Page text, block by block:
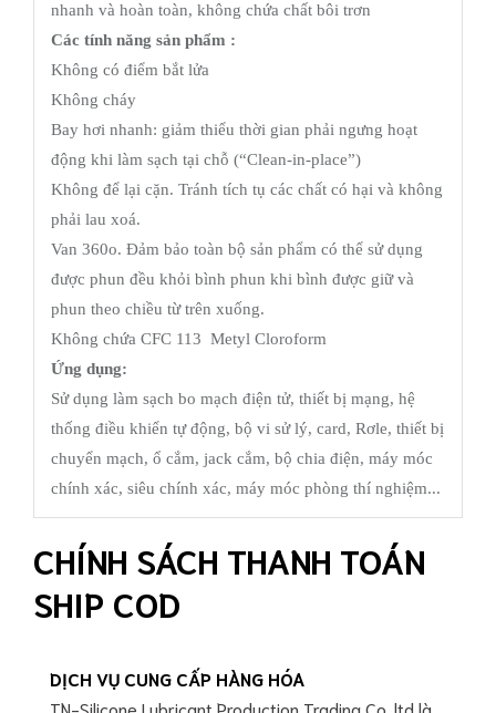
nhanh và hoàn toàn, không chứa chất bôi trơn
Các tính năng sản phẩm :
Không có điểm bắt lửa
Không cháy
Bay hơi nhanh: giảm thiểu thời gian phải ngưng hoạt
động khi làm sạch tại chỗ (“Clean-in-place”)
Không để lại cặn. Tránh tích tụ các chất có hại và không
phải lau xoá.
Van 360o. Đảm bảo toàn bộ sản phẩm có thể sử dụng
được phun đều khỏi bình phun khi bình được giữ và
phun theo chiều từ trên xuống.
Không chứa CFC 113 Metyl Cloroform
Ứng dụng:
Sử dụng làm sạch bo mạch điện tử, thiết bị mạng, hệ
thống điều khiển tự động, bộ vi sử lý, card, Rơle, thiết bị
chuyển mạch, ổ cắm, jack cắm, bộ chia điện, máy móc
chính xác, siêu chính xác, máy móc phòng thí nghiệm...
CHÍNH SÁCH THANH TOÁN
SHIP COD
DỊCH VỤ CUNG CẤP HÀNG HÓA
TN-Silicone Lubricant Production Trading Co.,ltd là